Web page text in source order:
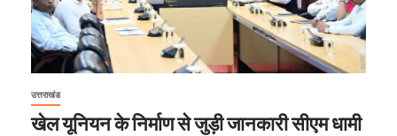
उत्तराखंड
खेल यूनियन के निर्माण से जुड़ी जानकारी सीएम धामी